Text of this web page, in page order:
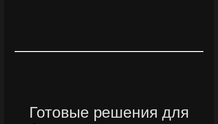
Готовые решения для